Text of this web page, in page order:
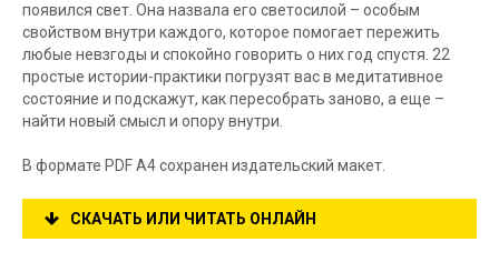
появился свет. Она назвала его светосилой – особым
свойством внутри каждого, которое помогает пережить
любые невзгоды и спокойно говорить о них год спустя. 22
простые истории-практики погрузят вас в медитативное
состояние и подскажут, как пересобрать заново, а еще –
найти новый смысл и опору внутри.
В формате PDF A4 сохранен издательский макет.
СКАЧАТЬ ИЛИ ЧИТАТЬ ОНЛАЙН